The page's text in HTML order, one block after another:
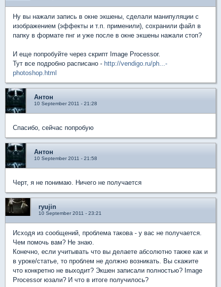
Ну вы нажали запись в окне экшены, сделали манипуляции с
изображением (эффекты и т.п. применили), сохранили файл в
папку в формате пнг и уже после в окне экшены нажали стоп?
И еще попробуйте через скрипт Image Processor.
Тут все подробно расписано - http://vendigo.ru/ph...-
photoshop.html
Антон
10 September 2011 - 21:28
Спасибо, сейчас попробую
Антон
10 September 2011 - 21:58
Черт, я не понимаю. Ничего не получается
ryujin
10 September 2011 - 23:21
Исходя из сообщений, проблема такова - у вас не получается.
Чем помочь вам? Не знаю.
Конечно, если учитывать что вы делаете абсолютно также как и
в уроке/статье, то проблем не должно возникать. Вы скажите
что конкретно не выходит? Экшен записали полностью? Image
Processor юзали? И что в итоге получилось?